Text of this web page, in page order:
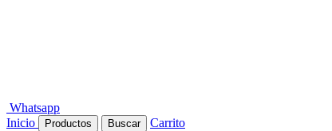
Whatsapp
Inicio
Productos Buscar Carrito